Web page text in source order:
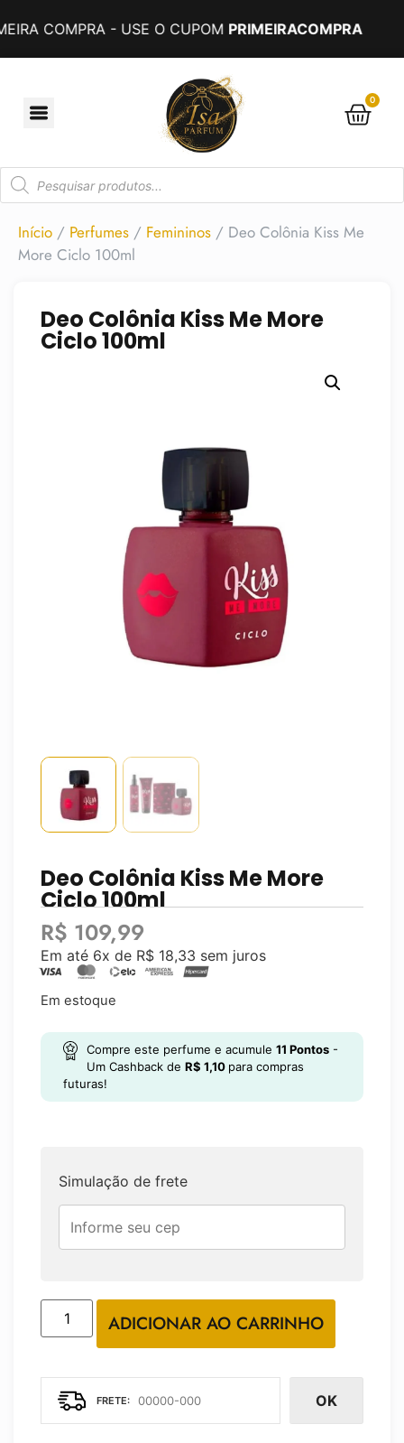
- USE O CUPOMPRIMEIRACOMPRA
0
Início / Perfumes / Femininos / Deo Colônia Kiss Me
More Ciclo 100ml
Deo Colônia Kiss Me More
Ciclo 100ml
Deo Colônia Kiss Me More
Ciclo 100ml
R$ 109,99
Em até 6x de R$ 18,33 sem juros
Em estoque
Compre este perfume e acumule 11 Pontos -
Um Cashback de R$ 1,10 para compras
futuras!
Simulação de frete
ADICIONAR AO CARRINHO
OK